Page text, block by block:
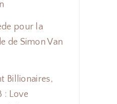
pour la
de Simon Van
Billionaires,
: Love